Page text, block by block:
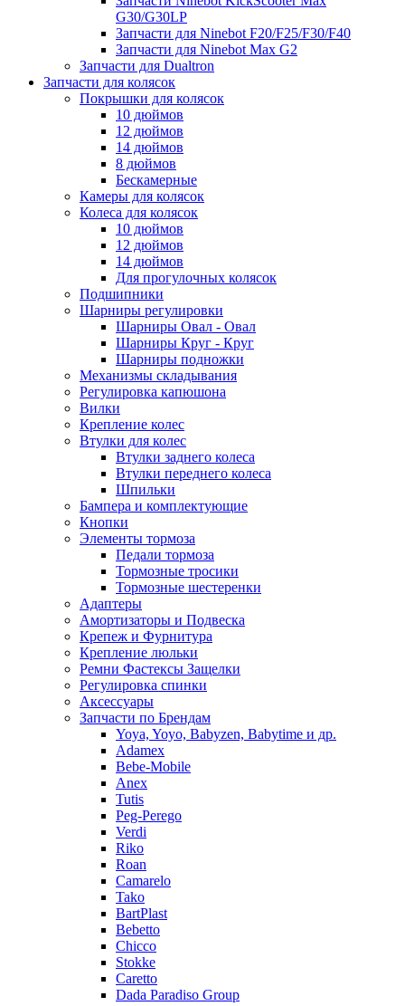
G30/G30LP
Запчасти для Ninebot F20/F25/F30/F40
Запчасти для Ninebot Max G2
Запчасти для Dualtron
Запчасти для колясок
Покрышки для колясок
10 дюймов
12 дюймов
14 дюймов
8 дюймов
Бескамерные
Камеры для колясок
Колеса для колясок
10 дюймов
12 дюймов
14 дюймов
Для прогулочных колясок
Подшипники
Шарниры регулировки
Шарниры Овал - Овал
Шарниры Круг - Круг
Шарниры подножки
Механизмы складывания
Регулировка капюшона
Вилки
Крепление колес
Втулки для колес
Втулки заднего колеса
Втулки переднего колеса
Шпильки
Бампера и комплектующие
Кнопки
Элементы тормоза
Педали тормоза
Тормозные тросики
Тормозные шестеренки
Адаптеры
Амортизаторы и Подвеска
Крепеж и Фурнитура
Крепление люльки
Ремни Фастексы Защелки
Регулировка спинки
Аксессуары
Запчасти по Брендам
Yoya, Yoyo, Babyzen, Babytime и др.
Adamex
Bebe-Mobile
Anex
Tutis
Peg-Perego
Verdi
Riko
Roan
Camarelo
Tako
BartPlast
Bebetto
Chicco
Stokke
Caretto
Dada Paradiso Group